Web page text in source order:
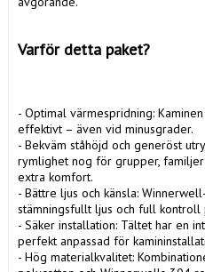
Varför detta paket?
- Optimal värmespridning:
effektivt – även vid minusgrader.
- Bekväm ståhöjd och generöst
rymlighet nog för grupper,
extra komfort.
- Bättre ljus och känsla:
stämningsfullt ljus och full kontroll
- Säker installation: Tältet har en
perfekt anpassad för
- Hög materialkvalitet: